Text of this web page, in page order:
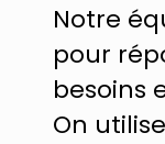
Notre
pour
besoins
On